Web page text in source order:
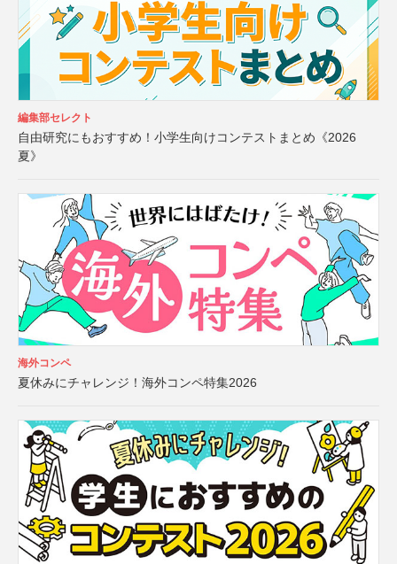
編集部セレクト
自由研究にもおすすめ！小学生向けコンテストまとめ《2026
夏》
海外コンペ
夏休みにチャレンジ！海外コンペ特集2026